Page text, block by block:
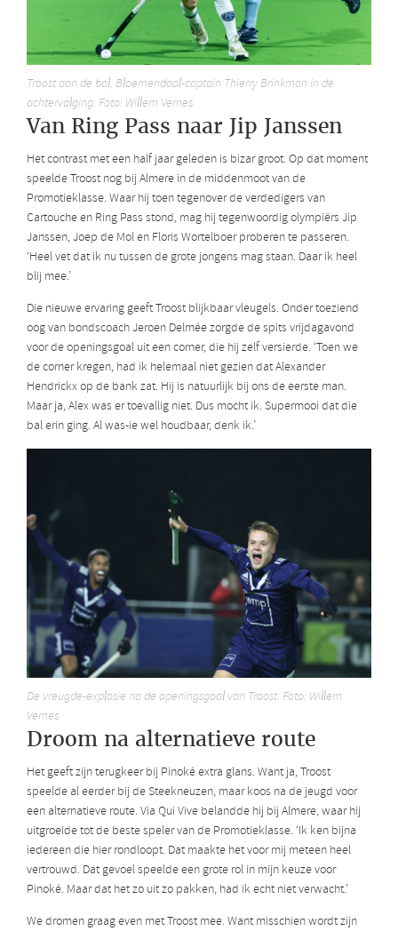
Troost aan de bal, Bloemendaal-captain Thierry Brinkman in de
achtervolging. Foto: Willem Vernes
Van Ring Pass naar Jip Janssen
Het contrast met een half jaar geleden is bizar groot. Op dat moment
speelde Troost nog bij Almere in de middenmoot van de
Promotieklasse. Waar hij toen tegenover de verdedigers van
Cartouche en Ring Pass stond, mag hij tegenwoordig olympiërs Jip
Janssen, Joep de Mol en Floris Wortelboer proberen te passeren.
‘Heel vet dat ik nu tussen de grote jongens mag staan. Daar ik heel
blij mee.’
Die nieuwe ervaring geeft Troost blijkbaar vleugels. Onder toeziend
oog van bondscoach Jeroen Delmée zorgde de spits vrijdagavond
voor de openingsgoal uit een corner, die hij zelf versierde. ‘Toen we
de corner kregen, had ik helemaal niet gezien dat Alexander
Hendrickx op de bank zat. Hij is natuurlijk bij ons de eerste man.
Maar ja, Alex was er toevallig niet. Dus mocht ik. Supermooi dat die
bal erin ging. Al was-ie wel houdbaar, denk ik.’
De vreugde-explosie na de openingsgoal van Troost. Foto: Willem
Vernes
Droom na alternatieve route
Het geeft zijn terugkeer bij Pinoké extra glans. Want ja, Troost
speelde al eerder bij de Steekneuzen, maar koos na de jeugd voor
een alternatieve route. Via Qui Vive belandde hij bij Almere, waar hij
uitgroeide tot de beste speler van de Promotieklasse. ‘Ik ken bijna
iedereen die hier rondloopt. Dat maakte het voor mij meteen heel
vertrouwd. Dat gevoel speelde een grote rol in mijn keuze voor
Pinoké. Maar dat het zo uit zo pakken, had ik echt niet verwacht.’
We dromen graag even met Troost mee. Want misschien wordt zijn